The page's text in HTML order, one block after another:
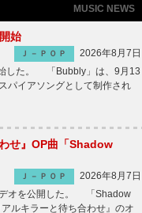
MUSIC NEWS
始
Ｊ－ＰＯＰ
2026年8月7日
した。 「Bubbly」は、9月13
パイアソングとして制作され
せ』OP曲「Shadow
Ｊ－ＰＯＰ
2026年8月7日
オを公開した。 「Shadow
ルキラーと待ち合わせ』のオ